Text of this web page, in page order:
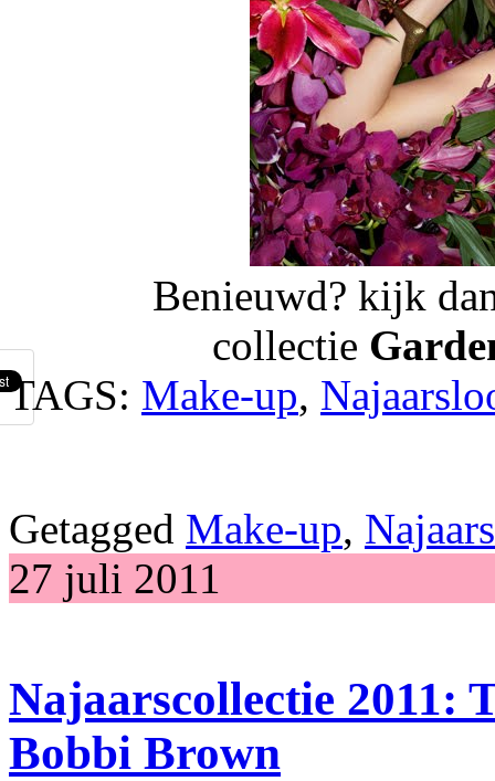
Benieuwd? kijk
collectie
TAGS: Make-up,
Getagged Make-up,
27 juli 2011
Najaarscollectie 2011:
Bobbi Brown